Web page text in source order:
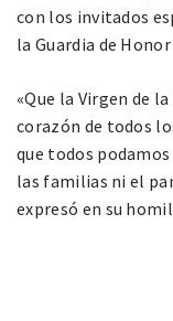
con los invitados
la Guardia de
«Que la Virgen de
corazón de todos
que todos
las familias ni el
expresó en su